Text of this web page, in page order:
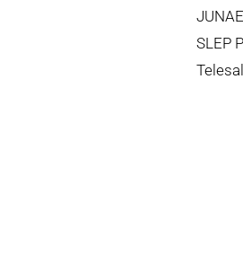
SLEP